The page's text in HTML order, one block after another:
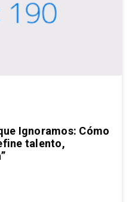
Ignoramos: Cómo
talento,